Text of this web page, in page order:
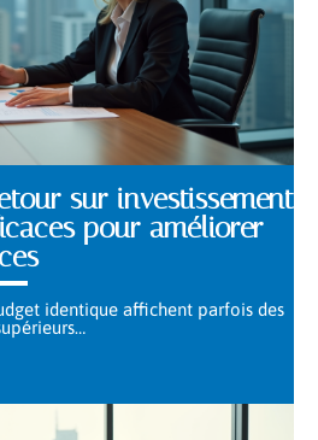
sur investissement
pour améliorer
identique affichent parfois des
…